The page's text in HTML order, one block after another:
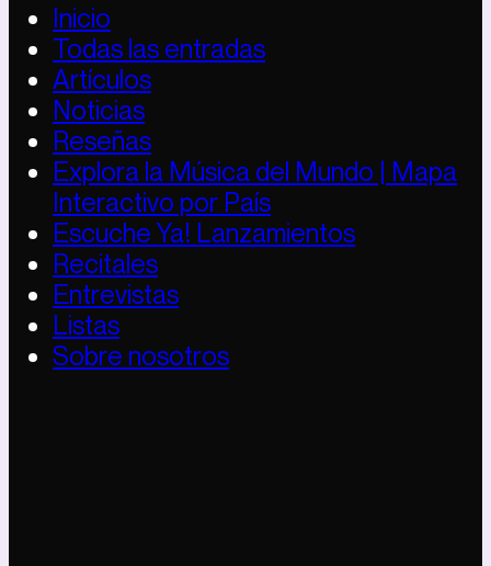
Inicio
Todas las entradas
Artículos
Noticias
Reseñas
Explora la Música del Mundo | Mapa
Interactivo por País
Escuche Ya! Lanzamientos
Recitales
Entrevistas
Listas
Sobre nosotros